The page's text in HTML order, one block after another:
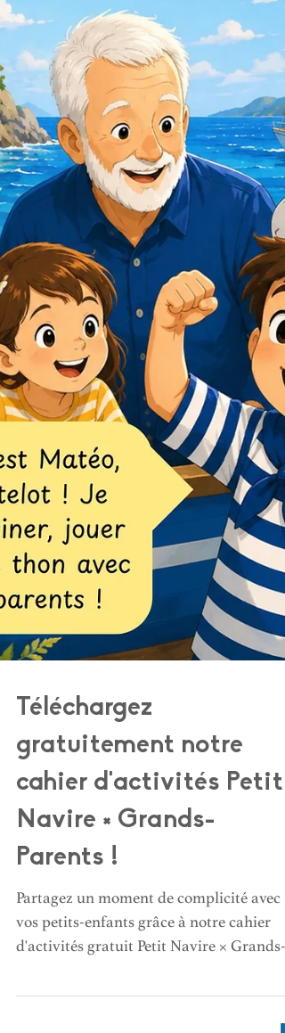
Téléchargez
gratuitement notre
cahier d'activités Petit
Navire × Grands-
Parents !